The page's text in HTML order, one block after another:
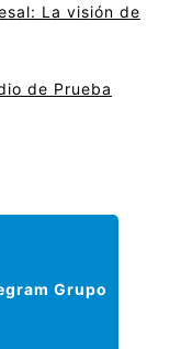
La visión de
de Prueba
Grupo